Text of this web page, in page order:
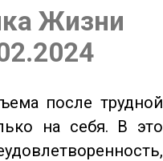
Жизни
после трудной
на себя. В это